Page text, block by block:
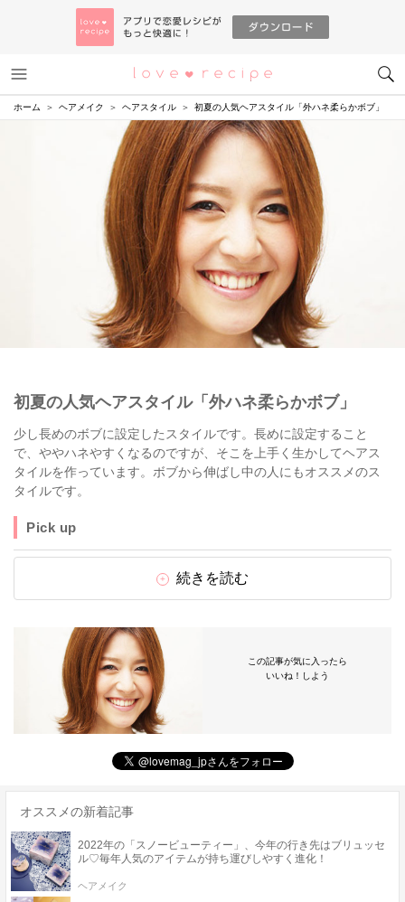
恋愛レシピ
ホーム ヘアメイク ヘアスタイル 初夏の人気ヘアスタイル「外ハネ柔らかボブ」
初夏の人気ヘアスタイル「外ハネ柔らかボブ」
少し長めのボブに設定したスタイルです。長めに設定すること
で、ややハネやすくなるのですが、そこを上手く生かしてヘアス
タイルを作っています。ボブから伸ばし中の人にもオススメのス
タイルです。
Pick up
続きを読む
この記事が気に入ったら
いいね！しよう
オススメの新着記事
2022年の「スノービューティー」、今年の行き先はブリュッセ
ル♡毎年人気のアイテムが持ち運びしやすく進化！
ヘアメイク